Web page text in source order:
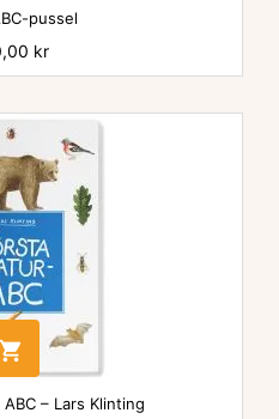
pussel
kr

– Lars Klinting